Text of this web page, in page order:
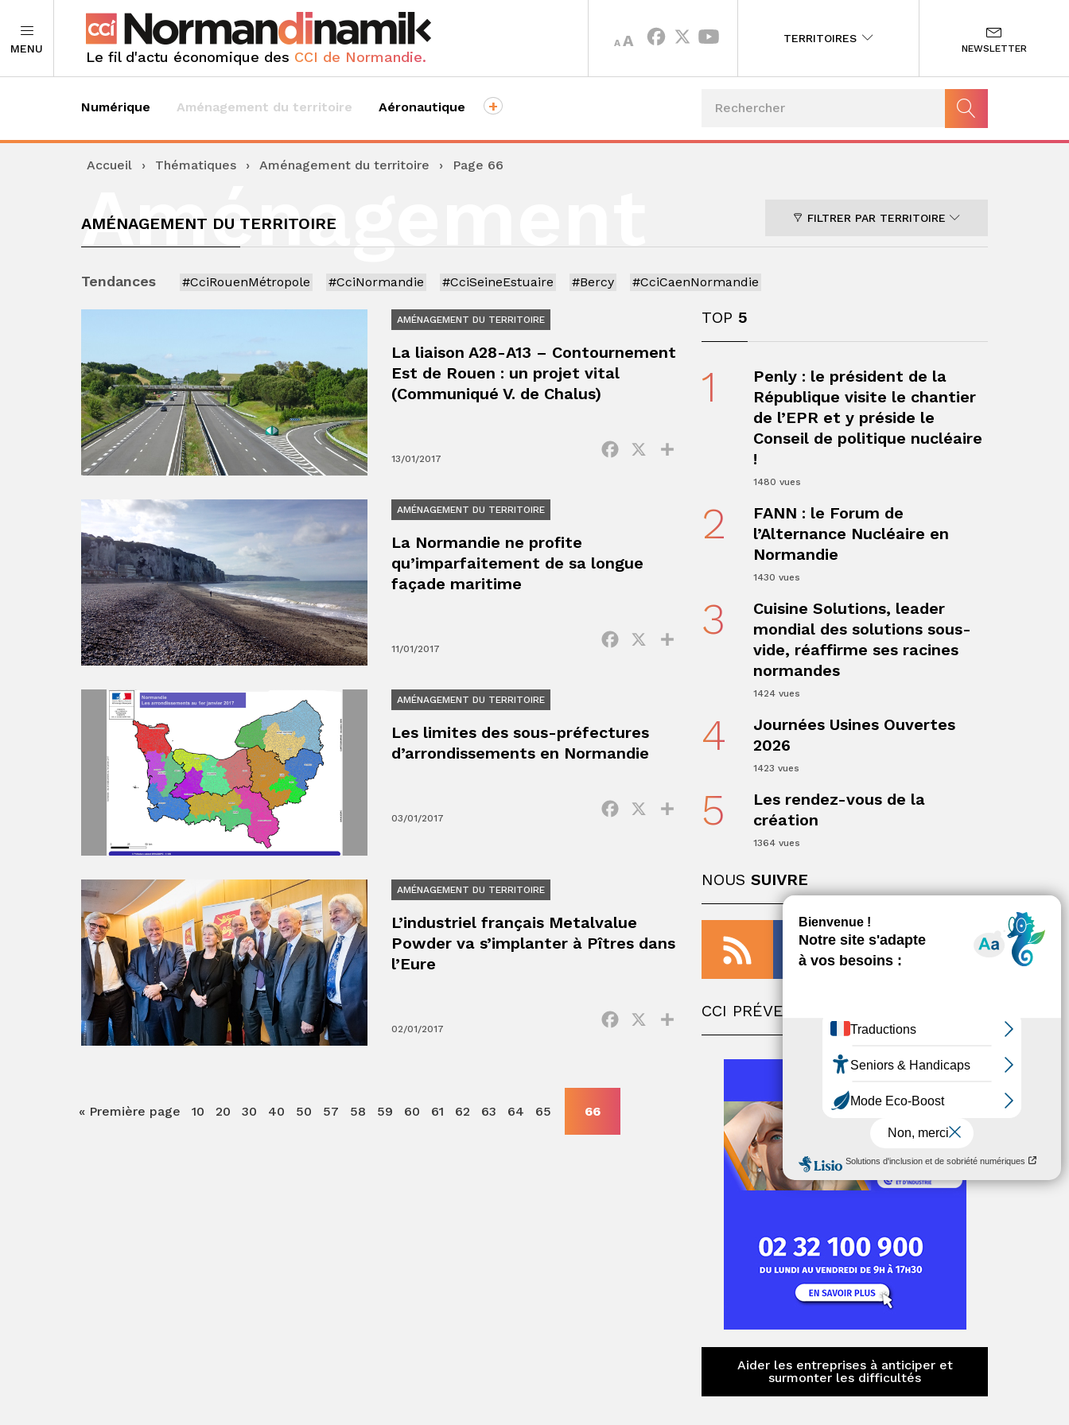
MENU Le fil d'actu économique des CCI de Normandie.
A
DECREASE
FONT
AINCREASE
SIZE.
TERRITOIRES
NEWSLETTER
Numérique Aménagement du territoire Aéronautique +
Accueil › Thématiques › Aménagement du territoire › Page 66
Aménagement
AMÉNAGEMENT DU TERRITOIRE FILTRER PAR TERRITOIRE
Tendances #CciRouenMétropole #CciNormandie #CciSeineEstuaire #Bercy #CciCaenNormandie
AMÉNAGEMENT DU TERRITOIRE
La liaison A28-A13 – Contournement
Est de Rouen : un projet vital
(Communiqué V. de Chalus)
13/01/2017
Facebook
AMÉNAGEMENT DU TERRITOIRE
La Normandie ne profite
qu’imparfaitement de sa longue
façade maritime
11/01/2017
Facebook Partager
AMÉNAGEMENT DU TERRITOIRE
Les limites des sous-préfectures
d’arrondissements en Normandie
03/01/2017
Facebook Partager
AMÉNAGEMENT DU TERRITOIRE
L’industriel français Metalvalue
Powder va s’implanter à Pîtres dans
l’Eure
02/01/2017
Facebook Partager
« Première page 10 20 30 40 50 57 58 59 60 61 62 63 64 65 66
TOP 5
1
Penly : le président de la
République visite le chantier
de l’EPR et y préside le
Conseil de politique nucléaire
!
1480 vues
2
FANN : le Forum de
l’Alternance Nucléaire en
Normandie
1430 vues
3
Cuisine Solutions, leader
mondial des solutions sous-
vide, réaffirme ses racines
normandes
1424 vues
4
Journées Usines Ouvertes
2026
1423 vues
5
Les rendez-vous de la
création
1364 vues
NOUS SUIVRE
CCI PRÉVENTION
Aider les entreprises à anticiper et
surmonter les difficultés